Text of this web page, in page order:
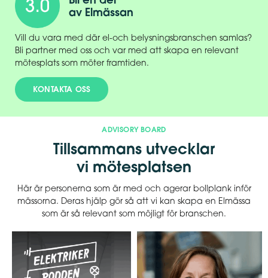
av Elmässan
Vill du vara med där el-och belysningsbranschen samlas?
Bli partner med oss och var med att skapa en relevant
mötesplats som möter framtiden.
KONTAKTA OSS
ADVISORY BOARD
Tillsammans utvecklar
vi mötesplatsen
Här är personerna som är med och agerar bollplank inför
mässorna. Deras hjälp gör så att vi kan skapa en Elmässa
som är så relevant som möjligt för branschen.